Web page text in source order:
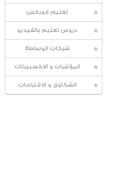
تعليم فوركس
دروس تعليم بالفيديو
شركات الوساطة
المؤشرات و الاكسبيرتات
الشكاوى و الاقتراحات